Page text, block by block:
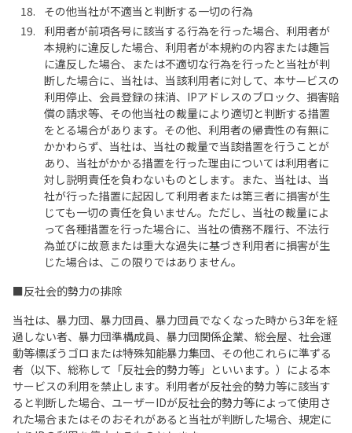
その他当社が不適当と判断する一切の行為
利用者が前項各号に該当する行為を行った場合、利用者が
本規約に違反した場合、利用者が本規約の内容または趣旨
に違反した場合、または不適切な行為を行ったと当社が判
断した場合に、当社は、当該利用者に対して、本サ—ビスの
利用停止、会員登録の抹消、IPアドレスのブロック、損害賠
償の請求等、その他当社の裁量により適切と判断する措置
をとる場合があります。その他、利用者の帰責性の有無に
かかわらず、当社は、当社の裁量で当該措置を行うことが
あり、当社がかかる措置を行った理由については利用者に
対し説明責任を負わないものとします。また、当社は、当
社が行った措置に起因して利用者または第三者に損害が生
じても一切の責任を負いません。ただし、当社の裁量によ
って各種措置を行った場合に、当社の債務不履行、不法行
為並びに故意または重大な過失に基づき利用者に損害が生
じた場合は、この限りではありません。
■反社会的勢力の排除
当社は、暴力団、暴力団員、暴力団員でなくなった時から3年を経
過しない者、暴力団準構成員、暴力団関係企業、総会屋、社会運
動等標ぼうゴロまたは特殊知能暴力集団、その他これらに準ずる
者（以下、総称して「反社会的勢力等」といいます。）による本
サービスの利用を禁止します。利用者が反社会的勢力等に該当す
ると判断した場合、ユーザーIDが反社会的勢力等によって使用さ
れた場合またはそのおそれがあると当社が判断した場合、規定に